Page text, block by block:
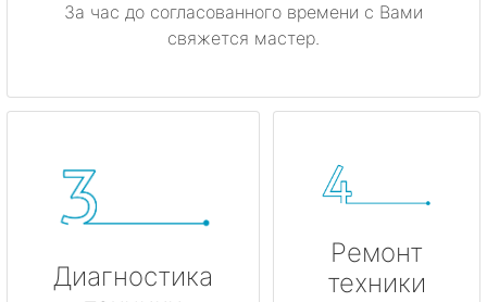
За час до согласованного времени с Вами
свяжется мастер.
Диагностика
Ремонт
техники